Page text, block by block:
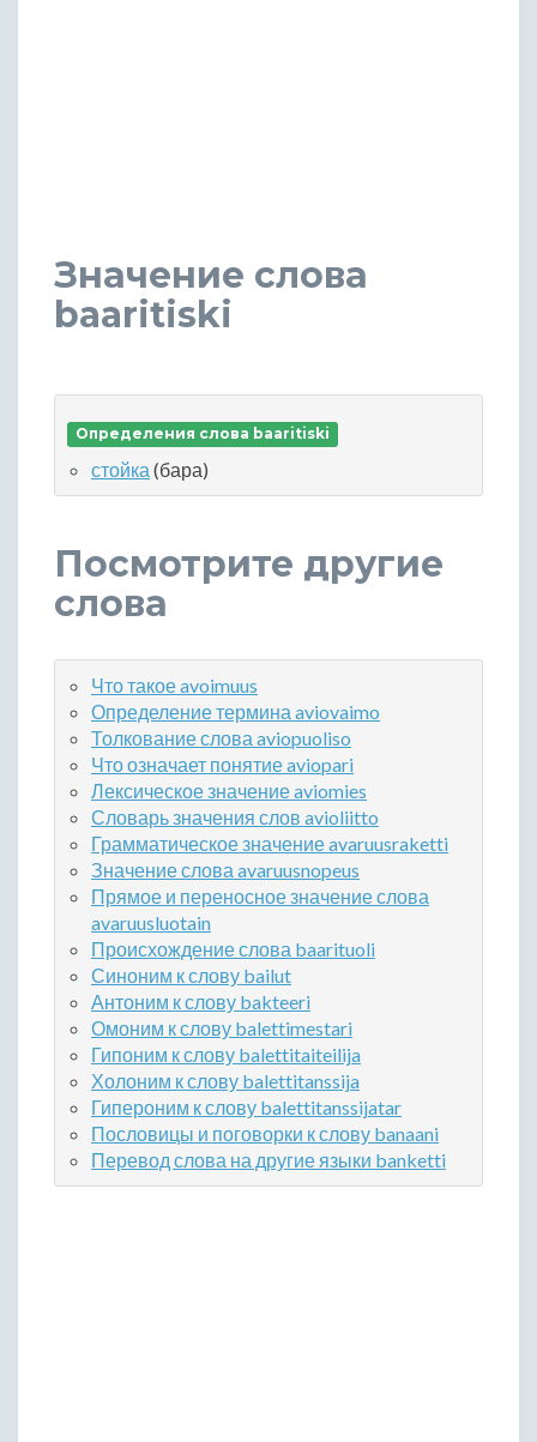
Значение слова
baaritiski
Определения слова baaritiski
стойка (бара)
Посмотрите другие
слова
Что такое avoimuus
Определение термина aviovaimo
Толкование слова aviopuoliso
Что означает понятие aviopari
Лексическое значение aviomies
Словарь значения слов avioliitto
Грамматическое значение avaruusraketti
Значение слова avaruusnopeus
Прямое и переносное значение слова
avaruusluotain
Происхождение слова baarituoli
Синоним к слову bailut
Антоним к слову bakteeri
Омоним к слову balettimestari
Гипоним к слову balettitaiteilija
Холоним к слову balettitanssija
Гипероним к слову balettitanssijatar
Пословицы и поговорки к слову banaani
Перевод слова на другие языки banketti